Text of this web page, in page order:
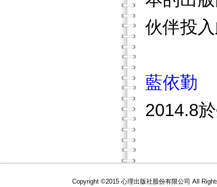
伙伴投
藍依勤
2014.8
Copyright ©2015 心理出版社股份有限公司 All